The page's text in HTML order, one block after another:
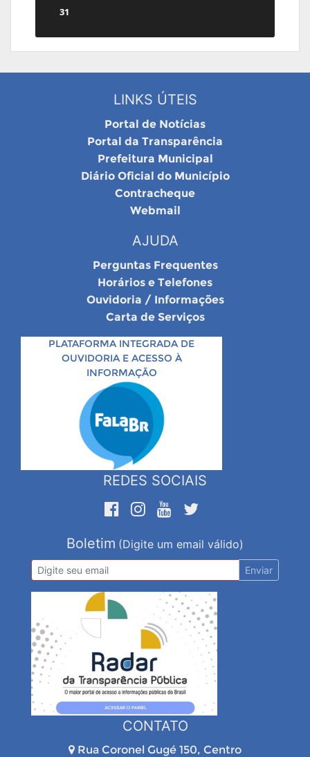
31
LINKS ÚTEIS
Portal de Notícias
Portal da Transparência
Prefeitura Municipal
Diário Oficial do Município
Contracheque
Webmail
AJUDA
Perguntas Frequentes
Horários e Telefones
Ouvidoria / Informações
Carta de Serviços
PLATAFORMA INTEGRADA DE
OUVIDORIA E ACESSO À
INFORMAÇÃO
REDES SOCIAIS
Boletim (Digite um email válido)
Enviar
CONTATO
Rua Coronel Gugé 150, Centro